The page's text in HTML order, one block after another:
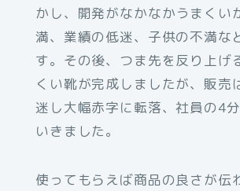
かし、開発がなかなかうまくい
満、業績の低迷、子供の不満な
す。その後、つま先を反り上げ
くい靴が完成しましたが、販売
迷し大幅赤字に転落、社員の4
いきました。
使ってもらえば商品の良さが伝